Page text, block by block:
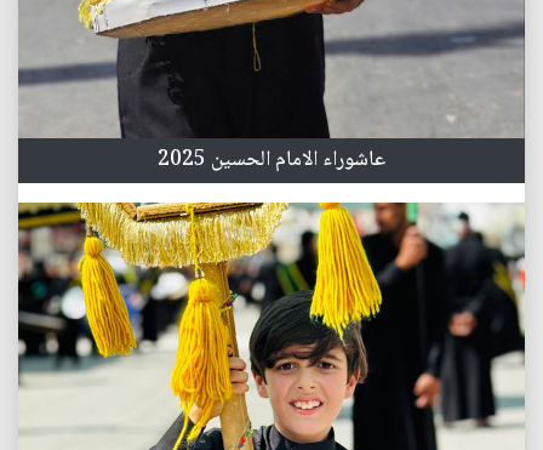
عاشوراء الامام الحسين 2025